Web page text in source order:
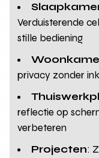
Verduisterende
stille bediening
privacy zonder
reflectie op
verbeteren
Projecten: